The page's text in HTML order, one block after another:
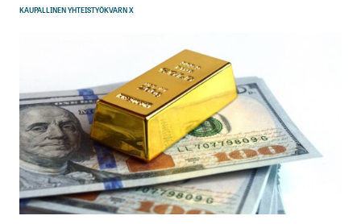
KAUPALLINEN YHTEISTYÖKVARN X